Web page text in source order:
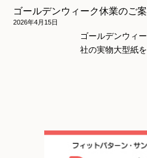
ゴールデンウィーク休業のご
2026年4月15日
ゴールデンウィ
社の実物大型紙